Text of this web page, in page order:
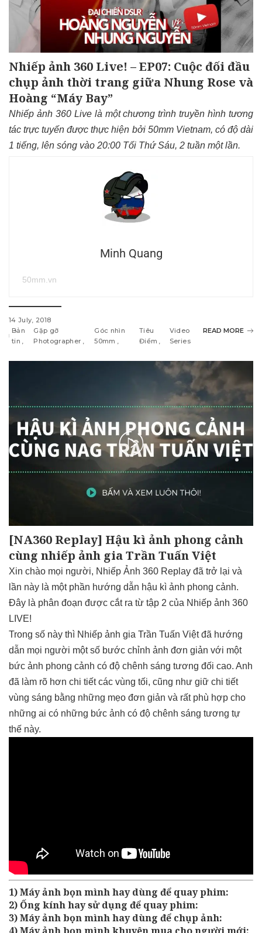
Nhiếp ảnh 360 Live! – EP07: Cuộc đối đầu
chụp ảnh thời trang giữa Nhung Rose và
Hoàng “Máy Bay”
Nhiếp ảnh 360 Live là một chương trình truyền hình tương
tác trực tuyến được thực hiện bởi 50mm Vietnam, có độ dài
1 tiếng, lên sóng vào 20:00 Tối Thứ Sáu, 2 tuần một lần.
Minh Quang
50mm.vn
14 July, 2018
Bản
tin
Gặp gỡ
Photographer
Góc nhìn
50mm
Tiêu
Điểm
Video
Series
READ MORE
[NA360 Replay] Hậu kì ảnh phong cảnh
cùng nhiếp ảnh gia Trần Tuấn Việt
Xin chào mọi người, Nhiếp Ảnh 360 Replay đã trở lại và
lần này là một phần hướng dẫn hậu kì ảnh phong cảnh.
Đây là phân đoạn được cắt ra từ tập 2 của Nhiếp ảnh 360
LIVE!
Trong số này thì Nhiếp ảnh gia Trần Tuấn Việt đã hướng
dẫn mọi người một số bước chỉnh ảnh đơn giản với một
bức ảnh phong cảnh có độ chênh sáng tương đối cao. Anh
đã làm rõ hơn chi tiết các vùng tối, cũng như giữ chi tiết
vùng sáng bằng những mẹo đơn giản và rất phù hợp cho
những ai có những bức ảnh có độ chênh sáng tương tự
thế này.
1) Máy ảnh bọn mình hay dùng để quay phim:
2) Ống kính hay sử dụng để quay phim:
3) Máy ảnh bọn mình hay dùng để chụp ảnh:
4) Máy ảnh bọn mình khuyên mua cho người mới: